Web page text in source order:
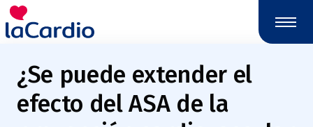
Nota:
este
sitio
incluye
sistema
¿Se puede extender el
efecto del ASA de la